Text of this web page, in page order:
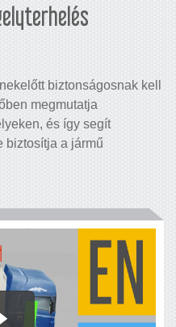
biztonságosnak kell
megmutatja
és így segít
biztosítja a jármű